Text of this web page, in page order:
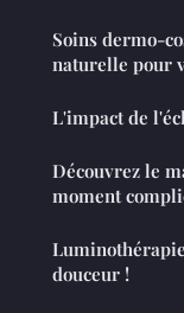
Soins dermo-
naturelle pour
L'impact de
Découvrez le
moment
douceur !